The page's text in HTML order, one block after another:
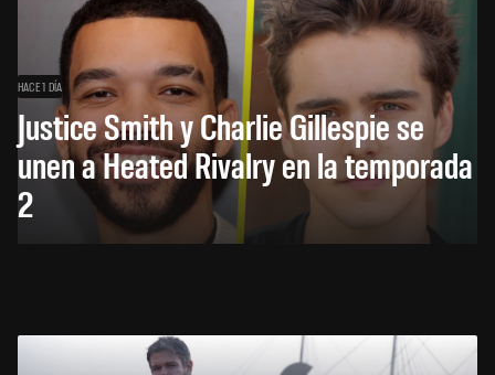
HACE 1 DÍA
Justice Smith y Charlie Gillespie se
unen a Heated Rivalry en la temporada
2